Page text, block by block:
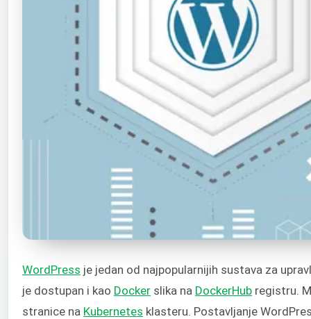
WordPress je jedan od najpopularnijih sustava za
je dostupan i kao Docker slika na DockerHub registru.
stranice na Kubernetes klasteru. Postavljanje